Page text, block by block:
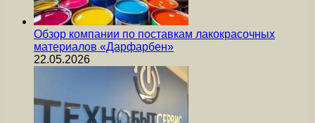
Обзор компании по поставкам лакокрасочных
материалов «Дарфарбен»
22.05.2026